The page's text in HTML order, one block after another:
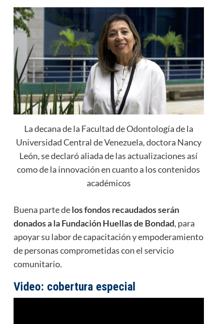
La decana de la Facultad de Odontología de la
Universidad Central de Venezuela, doctora Nancy
León, se declaró aliada de las actualizaciones así
como de la innovación en cuanto a los contenidos
académicos
Buena parte delos fondos recaudados serán
donados a la Fundación Huellas de Bondad, para
apoyar su labor de capacitación y empoderamiento
de personas comprometidas con el servicio
comunitario.
Video: cobertura especial